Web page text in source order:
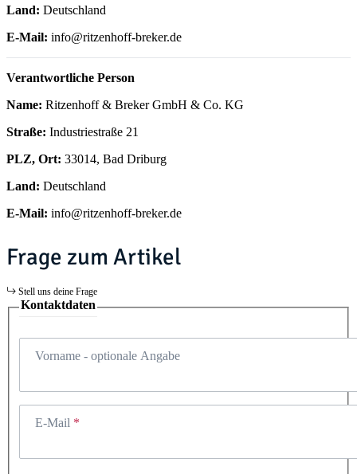
Land: Deutschland
E-Mail: info@ritzenhoff-breker.de
Verantwortliche Person
Name: Ritzenhoff & Breker GmbH & Co. KG
Straße: Industriestraße 21
PLZ, Ort: 33014, Bad Driburg
Land: Deutschland
E-Mail: info@ritzenhoff-breker.de
Frage zum Artikel
Stell uns deine Frage
Kontaktdaten
Vorname - optionale Angabe
E-Mail